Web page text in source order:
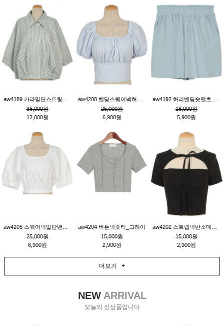
36,000원
12,000원
25,000원
6,900원
18,000원
5,900원
25,000원
6,900원
aw4204 버튼넥숏티_그레이
15,000원
2,900원
15,000원
2,900원
더보기 +
NEWARRIVAL
오늘의 신상품입니다